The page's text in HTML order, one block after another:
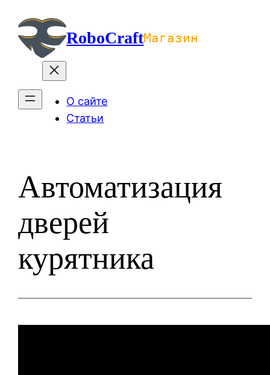
содержимомуRoboCraftМагазин
О сайте
Статьи
Автоматизация
дверей
курятника